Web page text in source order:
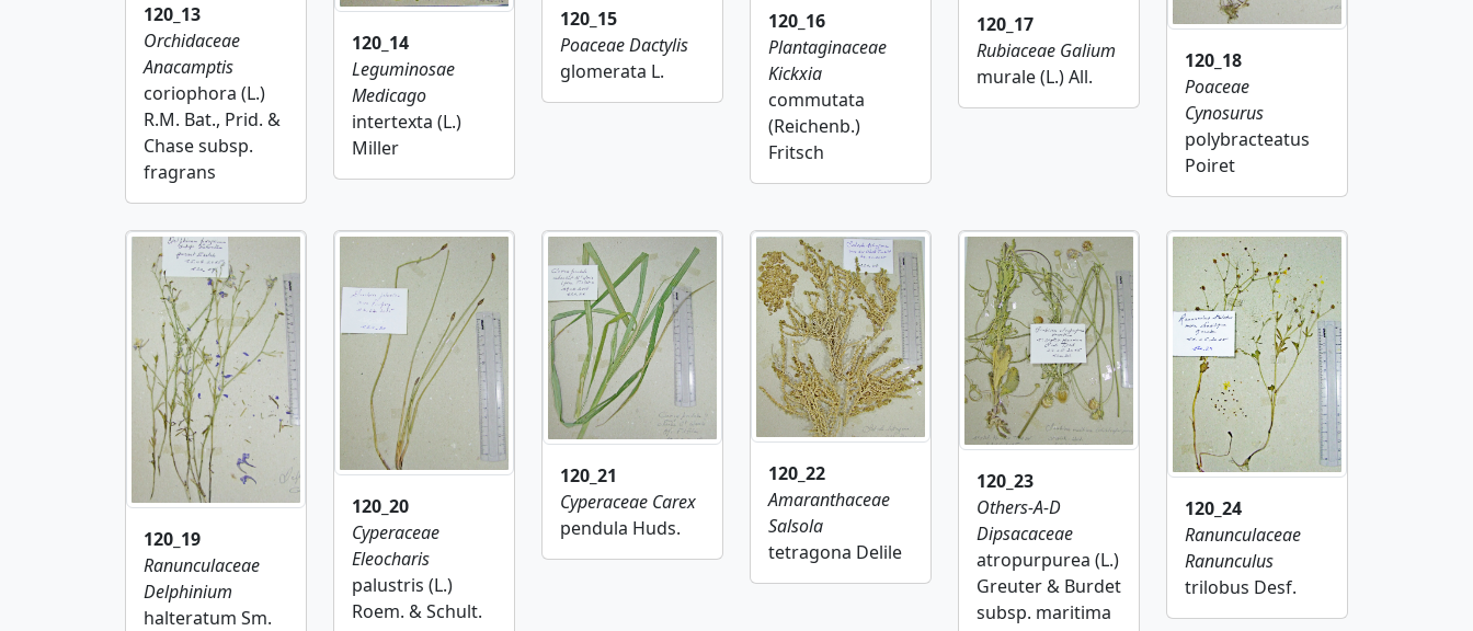
120_13
Orchidaceae
Anacamptis
coriophora (L.)
R.M. Bat., Prid. &
Chase subsp.
fragrans
120_14
Leguminosae
Medicago
intertexta (L.)
Miller
120_15
PoaceaeDactylis
glomerata L.
120_16
Plantaginaceae
Kickxia
commutata
(Reichenb.)
Fritsch
120_17
Rubiaceae Galium
murale (L.) All.
120_18
Poaceae
Cynosurus
polybracteatus
Poiret
120_19
Ranunculaceae
Delphinium
halteratum Sm.
120_20
Cyperaceae
Eleocharis
palustris (L.)
Roem. & Schult.
120_21
Cyperaceae Carex
pendula Huds.
120_22
Amaranthaceae
Salsola
tetragona Delile
120_23
Others-A-D
Dipsacaceae
atropurpurea (L.)
Greuter & Burdet
subsp. maritima
120_24
Ranunculaceae
Ranunculus
trilobus Desf.